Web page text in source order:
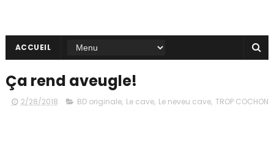
ACCUEIL
Ça rend aveugle!
2/28/2018 BD originale, Le cave, Le neveu cave, TROP COCHON